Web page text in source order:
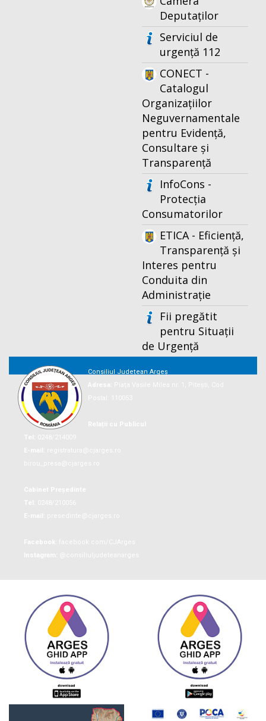
Deputaților
Serviciul de
urgență 112
CONECT -
Catalogul
Organizațiilor
Neguvernamentale
pentru Evidență,
Consultare și
Transparență
InfoCons -
Protecția
Consumatorilor
ETICA - Eficiență,
Transparență și
Interes pentru
Conduita din
Administrație
Fii pregătit
pentru Situații
de Urgență
Consiliul Județean Argeș